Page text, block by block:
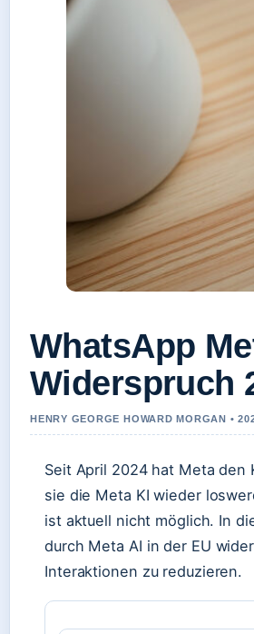
WhatsApp
Widerspruch
HENRY GEORGE HOWARD MORGAN •
Seit April 2024 hat Meta
sie die Meta KI wieder
ist aktuell nicht möglich. In
durch Meta AI in der EU
Interaktionen zu reduzieren.